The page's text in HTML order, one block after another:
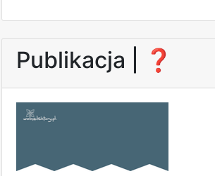
Publikacja | ❓